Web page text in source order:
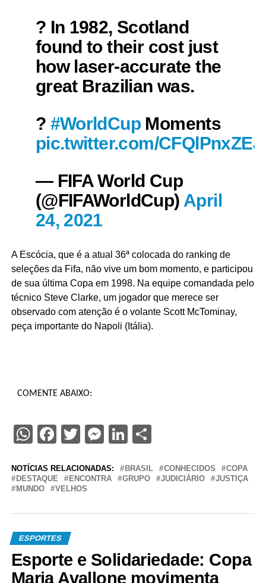
? In 1982, Scotland
found to their cost just
how laser-accurate the
great Brazilian was.
? #WorldCup Moments
pic.twitter.com/CFQlPnxZEJ
— FIFA World Cup
(@FIFAWorldCup) April
24, 2021
A Escócia, que é a atual 36ª colocada do ranking de
seleções da Fifa, não vive um bom momento, e participou
de sua última Copa em 1998. Na equipe comandada pelo
técnico Steve Clarke, um jogador que merece ser
observado com atenção é o volante Scott McTominay,
peça importante do Napoli (Itália).
COMENTE ABAIXO:
WhatsApp
Facebook
Twitter
Messenger
LinkedIn
Share
NOTÍCIAS RELACIONADAS: BRASIL CONHECIDOS
COPA
DESTAQUE
ENCONTRA GRUPO JUDICIÁRIO
JUSTIÇA
MUNDO
VELHOS
ESPORTES
Esporte e Solidariedade: Copa
Maria Avallone movimenta